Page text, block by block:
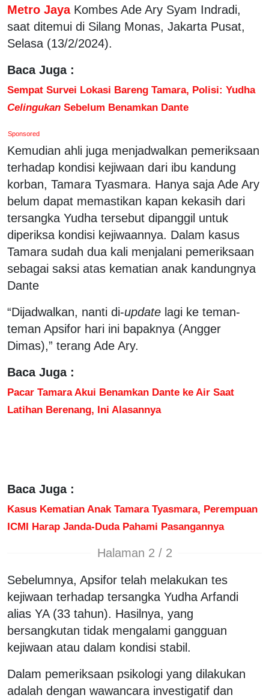
Metro Jaya Kombes Ade Ary Syam Indradi,
saat ditemui di Silang Monas, Jakarta Pusat,
Selasa (13/2/2024).
Baca Juga :
Sempat Survei Lokasi Bareng Tamara, Polisi: Yudha
Celingukan Sebelum Benamkan Dante
Sponsored
Kemudian ahli juga menjadwalkan pemeriksaan
terhadap kondisi kejiwaan dari ibu kandung
korban, Tamara Tyasmara. Hanya saja Ade Ary
belum dapat memastikan kapan kekasih dari
tersangka Yudha tersebut dipanggil untuk
diperiksa kondisi kejiwaannya. Dalam kasus
Tamara sudah dua kali menjalani pemeriksaan
sebagai saksi atas kematian anak kandungnya
Dante
“Dijadwalkan, nanti di-update lagi ke teman-
teman Apsifor hari ini bapaknya (Angger
Dimas),” terang Ade Ary.
Baca Juga :
Pacar Tamara Akui Benamkan Dante ke Air Saat
Latihan Berenang, Ini Alasannya
Baca Juga :
Kasus Kematian Anak Tamara Tyasmara, Perempuan
ICMI Harap Janda-Duda Pahami Pasangannya
Halaman 2 / 2
Sebelumnya, Apsifor telah melakukan tes
kejiwaan terhadap tersangka Yudha Arfandi
alias YA (33 tahun). Hasilnya, yang
bersangkutan tidak mengalami gangguan
kejiwaan atau dalam kondisi stabil.
Dalam pemeriksaan psikologi yang dilakukan
adalah dengan wawancara investigatif dan